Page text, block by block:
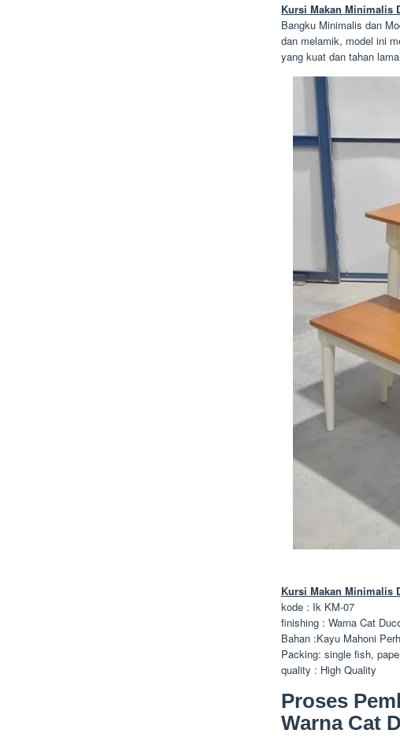
Kursi Makan Minimalis
Bangku Minimalis dan
dan melamik, model ini
yang kuat dan tahan
Kursi Makan Minimalis
kode : Ik KM-07
finishing : Warna Cat
Bahan :Kayu Mahoni
Packing: single fish,
quality : High Quality
Proses
Warna Cat